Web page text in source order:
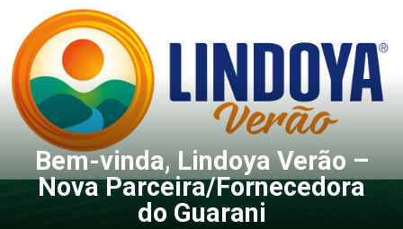
Parceira/Fornecedora do
Guarani
→ Destaque Bem-vinda, Lindoya Verão – Nova Parceira/
Bem-vinda, Lindoya Verão –
Nova Parceira/Fornecedora
do Guarani